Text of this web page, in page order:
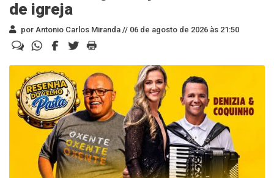
de igreja
por Antonio Carlos Miranda // 06 de agosto de 2026 às 21:50